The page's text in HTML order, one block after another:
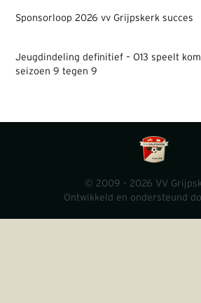
Sponsorloop 2026 vv Grijpskerk succes
Jeugdindeling definitief – O13 speelt
seizoen 9 tegen 9
© 2009 - 2026 VV
Ontwikkeld en ondersteund